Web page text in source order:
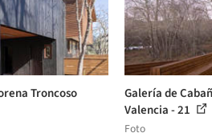
Troncoso
Galería de
Valencia - 21
Foto